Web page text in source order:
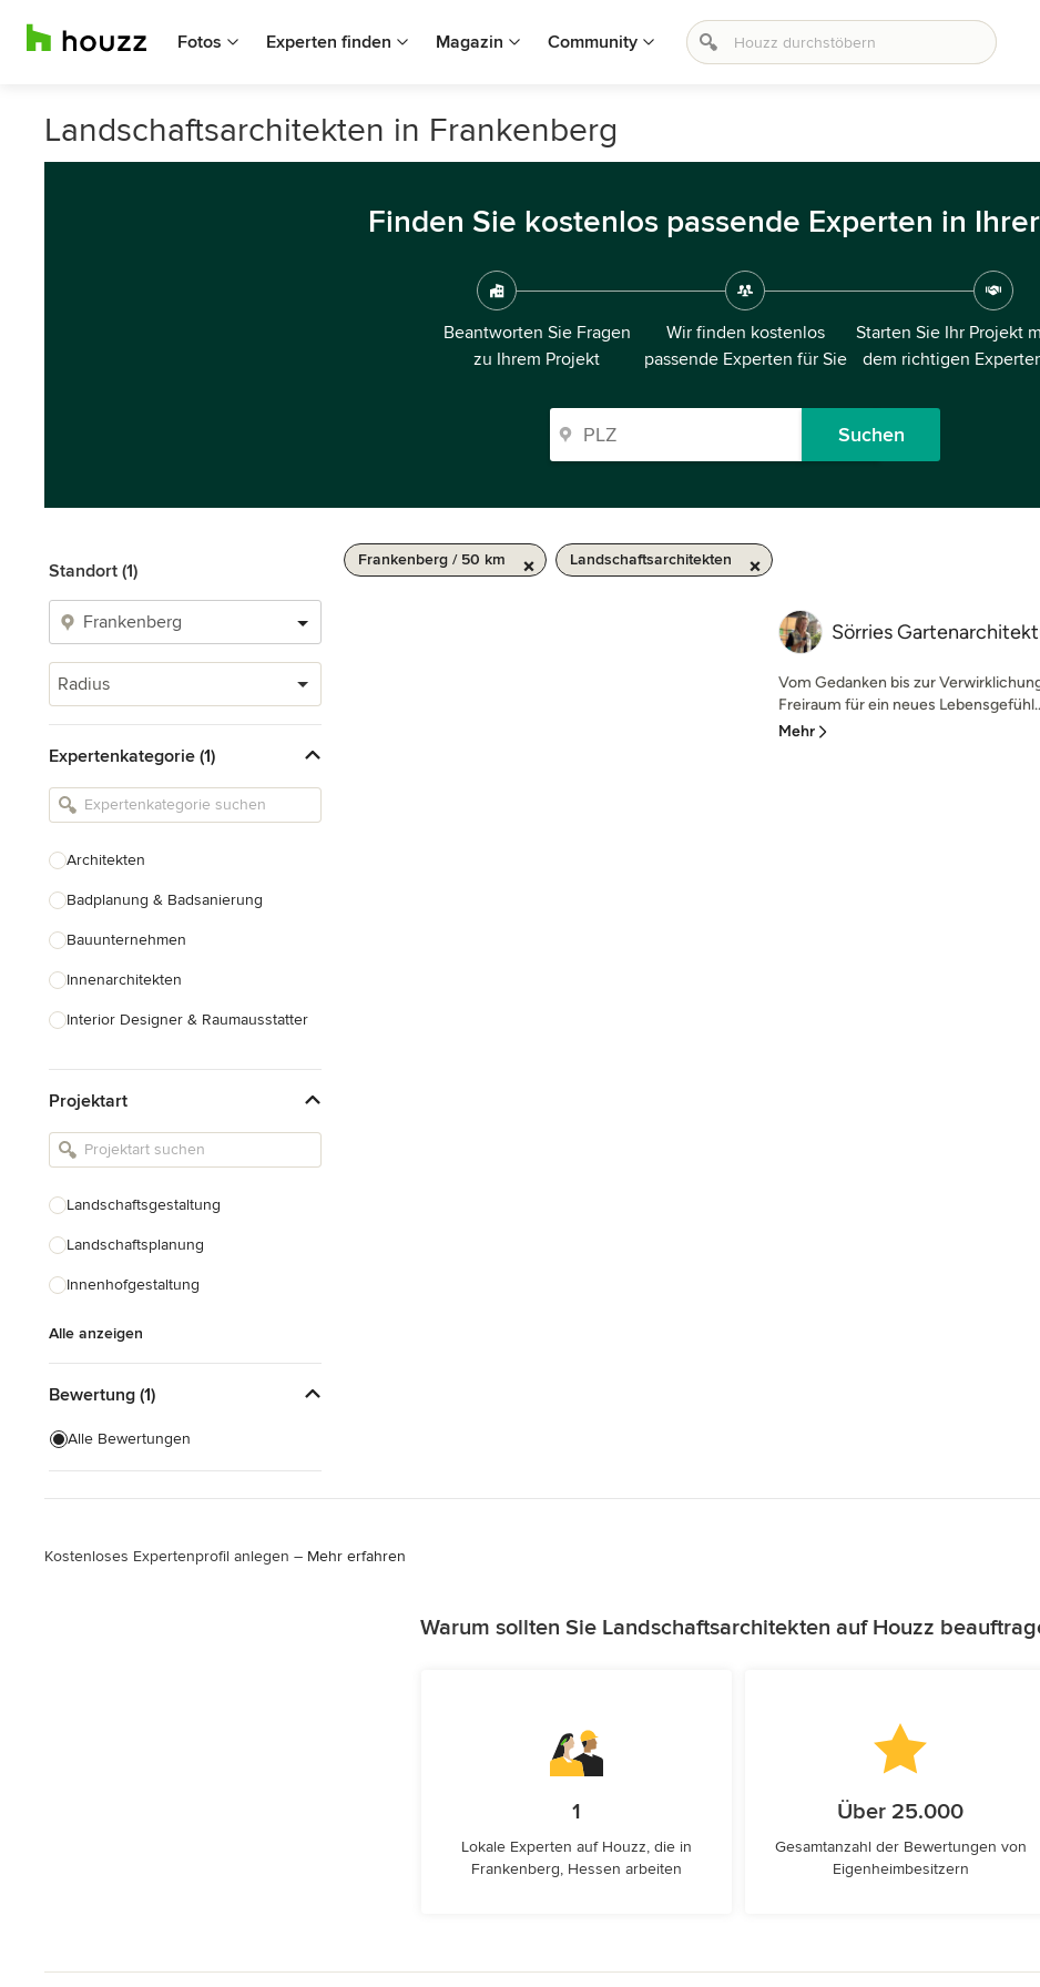
Fotos Experten finden Magazin Community
Landschaftsarchitekten in Frankenberg
Finden Sie kostenlos passende Experten in
Beantworten Sie Fragen
zu Ihrem Projekt
Wir finden kostenlos
passende Experten für Sie
Starten Sie Ihr Projekt
dem richtigen
Suchen
Standort (1)
Radius
Expertenkategorie (1)
Architekten
Badplanung & Badsanierung
Bauunternehmen
Innenarchitekten
Interior Designer & Raumausstatter
Landschaftsarchitekten
Armaturen & Sanitärbedarf
Einbauschränke
Projektart
Landschaftsgestaltung
Landschaftsplanung
Innenhofgestaltung
Alle anzeigen
Bewertung (1)
Alle Bewertungen
Frankenberg / 50 km Landschaftsarchitekten
Sörries
Vom Gedanken bis zur
Freiraum für ein neues
Mehr
Kostenloses Expertenprofil anlegen – Mehr erfahren
Warum sollten Sie Landschaftsarchitekten auf Houzz
1
Lokale Experten auf Houzz, die in
Frankenberg, Hessen arbeiten
Über 25.000
Gesamtanzahl der Bewertungen von
Eigenheimbesitzern